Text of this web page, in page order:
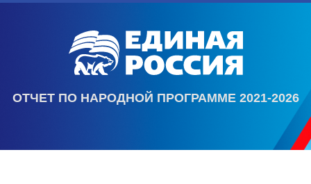
ОТЧЕТ ПО НАРОДНОЙ ПРОГРАММЕ 2021-2026